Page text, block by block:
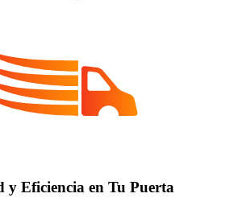
y Eficiencia en Tu Puerta